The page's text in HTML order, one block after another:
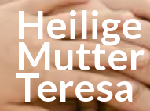
Heilige
Mutter
Teresa